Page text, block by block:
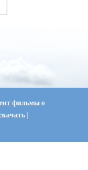
фильмы о